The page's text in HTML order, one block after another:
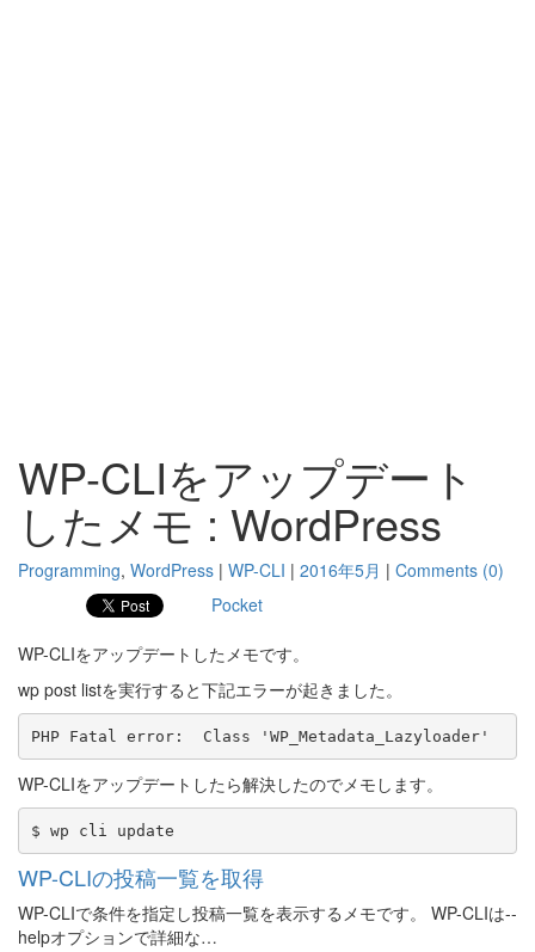
WP-CLIをアップデート
したメモ : WordPress
Programming, WordPress | WP-CLI | 2016年5月 | Comments (0)
Pocket
WP-CLIをアップデートしたメモです。
wp post listを実行すると下記エラーが起きました。
WP-CLIをアップデートしたら解決したのでメモします。
WP-CLIの投稿一覧を取得
WP-CLIで条件を指定し投稿一覧を表示するメモです。 WP-CLIは--
helpオプションで詳細な…